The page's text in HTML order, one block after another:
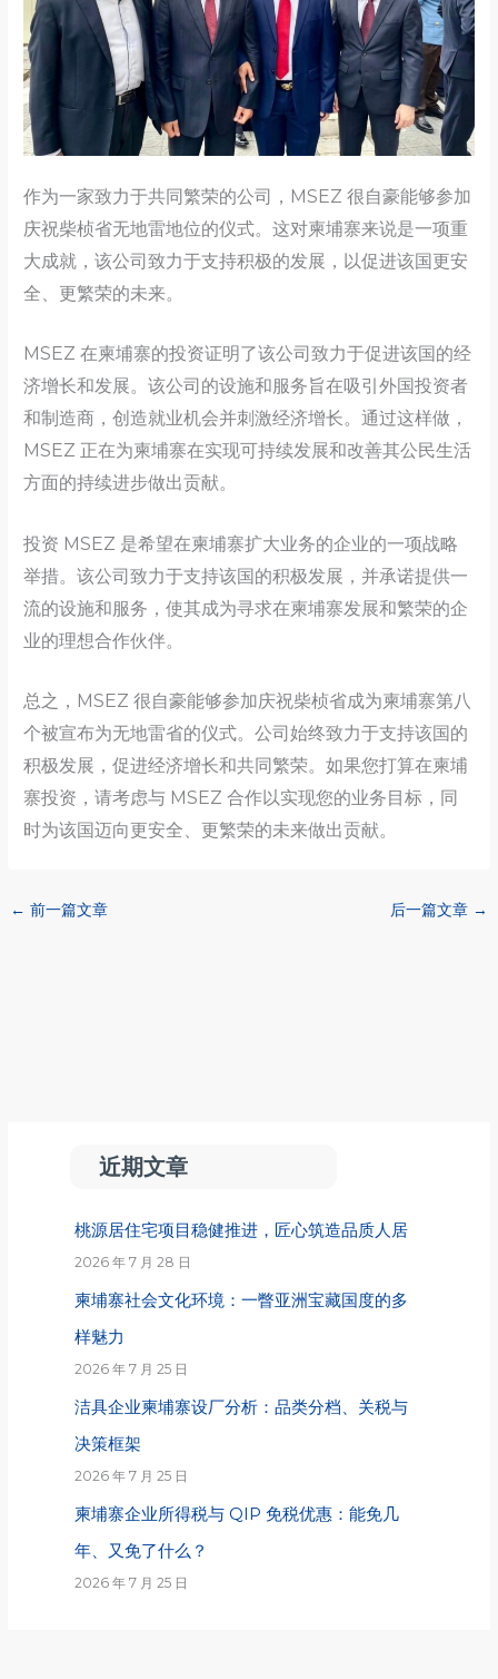
作为一家致力于共同繁荣的公司，MSEZ 很自豪能够参加
庆祝柴桢省无地雷地位的仪式。这对柬埔寨来说是一项重
大成就，该公司致力于支持积极的发展，以促进该国更安
全、更繁荣的未来。
MSEZ 在柬埔寨的投资证明了该公司致力于促进该国的经
济增长和发展。该公司的设施和服务旨在吸引外国投资者
和制造商，创造就业机会并刺激经济增长。通过这样做，
MSEZ 正在为柬埔寨在实现可持续发展和改善其公民生活
方面的持续进步做出贡献。
投资 MSEZ 是希望在柬埔寨扩大业务的企业的一项战略
举措。该公司致力于支持该国的积极发展，并承诺提供一
流的设施和服务，使其成为寻求在柬埔寨发展和繁荣的企
业的理想合作伙伴。
总之，MSEZ 很自豪能够参加庆祝柴桢省成为柬埔寨第八
个被宣布为无地雷省的仪式。公司始终致力于支持该国的
积极发展，促进经济增长和共同繁荣。如果您打算在柬埔
寨投资，请考虑与 MSEZ 合作以实现您的业务目标，同
时为该国迈向更安全、更繁荣的未来做出贡献。
← 前一篇文章 后一篇文章 →
近期文章
桃源居住宅项目稳健推进，匠心筑造品质人居
2026 年 7 月 28 日
柬埔寨社会文化环境：一瞥亚洲宝藏国度的多
样魅力
2026 年 7 月 25 日
洁具企业柬埔寨设厂分析：品类分档、关税与
决策框架
2026 年 7 月 25 日
柬埔寨企业所得税与 QIP 免税优惠：能免几
年、又免了什么？
2026 年 7 月 25 日